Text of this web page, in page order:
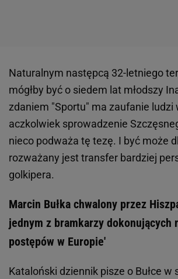
Naturalnym następcą 32-letniego
mógłby być o siedem lat młodszy
zdaniem "Sportu" ma zaufanie ludzi
aczkolwiek sprowadzenie
nieco podważa tę tezę. I być może
rozważany jest transfer bardziej
golkipera.
Marcin Bułka chwalony przez
jednym z bramkarzy dokonujących
postępów w Europie'
Kataloński dziennik pisze o Bułce w